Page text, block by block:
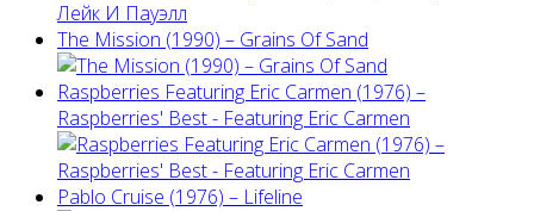
The Mission (1990) – Grains Of Sand
Raspberries Featuring Eric Carmen (1976) –
Raspberries' Best - Featuring Eric Carmen
Pablo Cruise (1976) – Lifeline